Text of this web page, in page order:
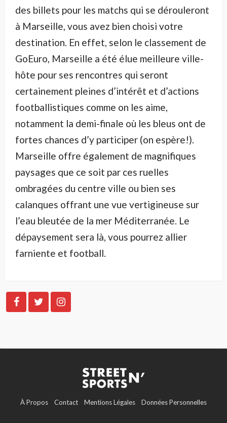
des billets pour les matchs qui se dérouleront
à Marseille, vous avez bien choisi votre
destination. En effet, selon le classement de
GoEuro, Marseille a été élue meilleure ville-
hôte pour ses rencontres qui seront
certainement pleines d’intérêt et d’actions
footballistiques comme on les aime,
notamment la demi-finale où les bleus ont de
fortes chances d’y participer (on espère!).
Marseille offre également de magnifiques
paysages que ce soit par ces ruelles
ombragées du centre ville ou bien ses
calanques offrant une vue vertigineuse sur
l’eau bleutée de la mer Méditerranée. Le
dépaysement sera là, vous pourrez allier
farniente et football.
À Propos Contact Mentions Légales Données Personnelles